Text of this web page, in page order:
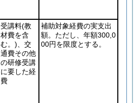
受講料(教
材費を含
む。) 、交
通費その他
の研修受講
に要した経
費
補助対象経費の実支出
額。ただし、年額300,0
00円を限度とする。